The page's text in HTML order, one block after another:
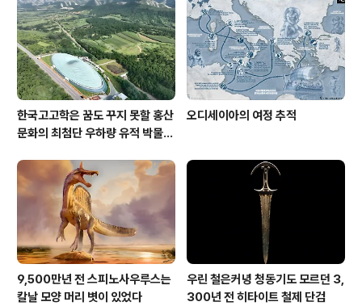
한국고고학은 꿈도 꾸지 못할 홍산
문화의 최첨단 우하량 유적 박물관
오디세이아의 여정 추적
9,500만년 전 스피노사우루스는
칼날 모양 머리 볏이 있었다
우린 철은커녕 청동기도 모르던 3,
300년 전 히타이트 철제 단검